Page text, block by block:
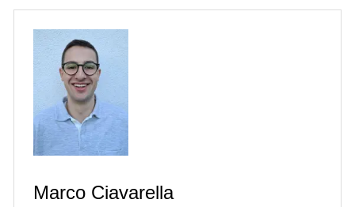
Marco Ciavarella